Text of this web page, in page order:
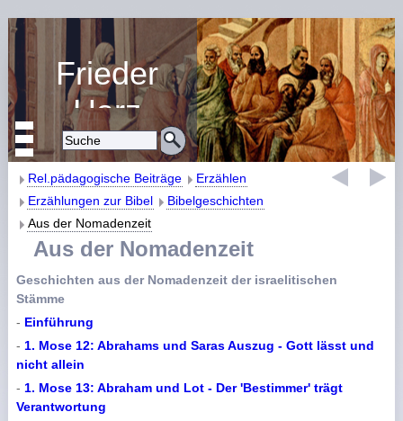
Frieder
Harz
Religiöse Erziehung
und Bildung
Rel.pädagogische Beiträge
Erzählen
Erzählungen zur Bibel
Bibelgeschichten
Aus der Nomadenzeit
Aus der Nomadenzeit
Geschichten aus der Nomadenzeit der israelitischen
Stämme
- Einführung
- 1. Mose 12: Abrahams und Saras Auszug - Gott lässt und
nicht allein
- 1. Mose 13: Abraham und Lot - Der 'Bestimmer' trägt
Verantwortung